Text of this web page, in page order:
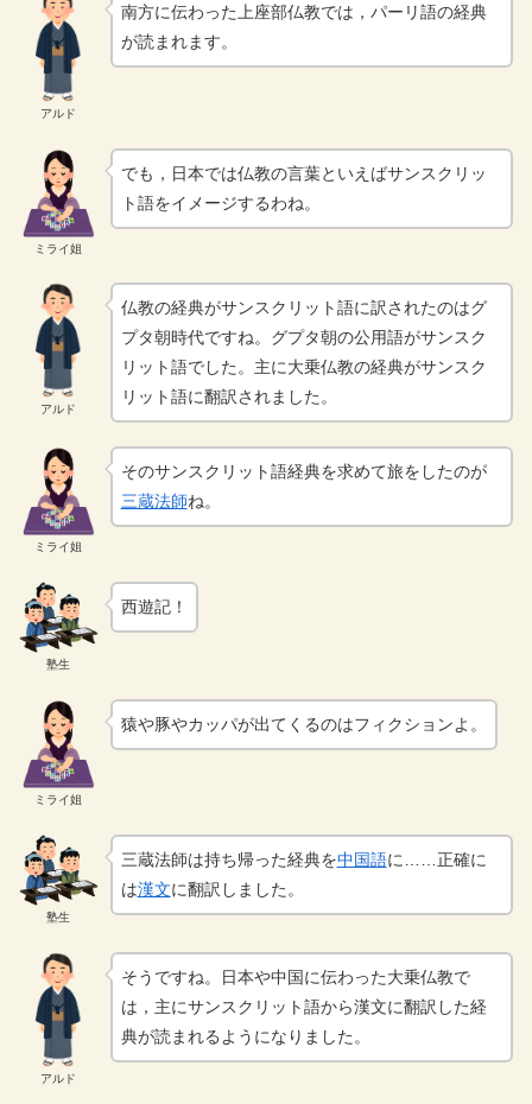
アルド
南方に伝わった上座部仏教では，パーリ語の経典
が読まれます。
ミライ姐
でも，日本では仏教の言葉といえばサンスクリッ
ト語をイメージするわね。
アルド
仏教の経典がサンスクリット語に訳されたのはグ
プタ朝時代ですね。グプタ朝の公用語がサンスク
リット語でした。主に大乗仏教の経典がサンスク
リット語に翻訳されました。
ミライ姐
そのサンスクリット語経典を求めて旅をしたのが
三蔵法師ね。
塾生
西遊記！
ミライ姐
猿や豚やカッパが出てくるのはフィクションよ。
塾生
三蔵法師は持ち帰った経典を中国語に……正確に
は漢文に翻訳しました。
アルド
そうですね。日本や中国に伝わった大乗仏教で
は，主にサンスクリット語から漢文に翻訳した経
典が読まれるようになりました。